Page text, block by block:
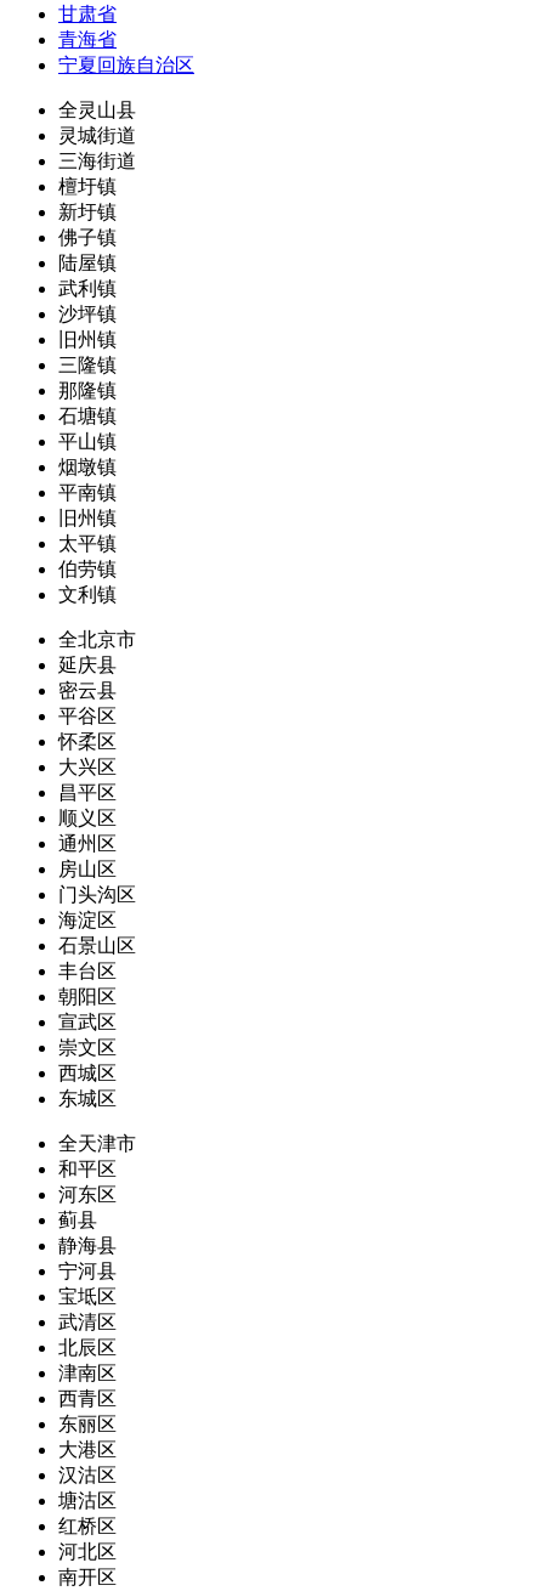
甘肃省
青海省
宁夏回族自治区
全灵山县
灵城街道
三海街道
檀圩镇
新圩镇
佛子镇
陆屋镇
武利镇
沙坪镇
旧州镇
三隆镇
那隆镇
石塘镇
平山镇
烟墩镇
平南镇
旧州镇
太平镇
伯劳镇
文利镇
全北京市
延庆县
密云县
平谷区
怀柔区
大兴区
昌平区
顺义区
通州区
房山区
门头沟区
海淀区
石景山区
丰台区
朝阳区
宣武区
崇文区
西城区
东城区
全天津市
和平区
河东区
蓟县
静海县
宁河县
宝坻区
武清区
北辰区
津南区
西青区
东丽区
大港区
汉沽区
塘沽区
红桥区
河北区
南开区